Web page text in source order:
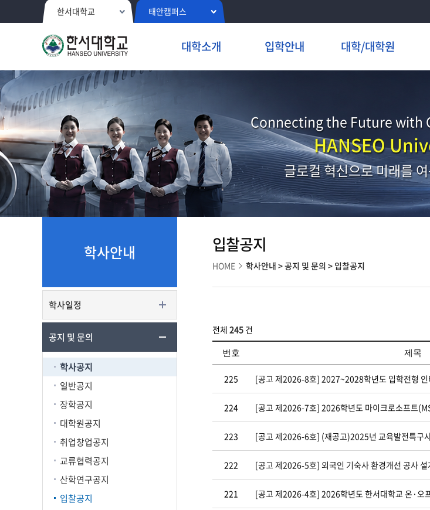
한서대학교 태안캠퍼스
대학소개 입학안내 대학/대학원
Connecting the Future with
HANSEO
글로컬 혁신으로 미래를
학사안내
학사일정
공지 및 문의
학사공지
일반공지
장학공지
대학원공지
취업창업공지
교류협력공지
산학연구공지
입찰공지
입찰공지
HOME 학사안내 >공지 및 문의 > 입찰공지
전체 245 건
번호 제목
225 [공고 제2026-8호] 2027~2028학년도 입학전형 인
224 [공고 제2026-7호] 2026학년도 마이크로소프트
223 [공고 제2026-6호] (재공고)2025년 교육발전특구
222 [공고 제2026-5호] 외국인 기숙사 환경개선 공사 설
221 [공고 제2026-4호] 2026학년도 한서대학교 온·오